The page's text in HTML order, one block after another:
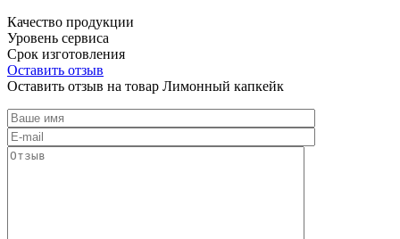
Качество продукции
Уровень сервиса
Срок изготовления
Оставить отзыв
Оставить отзыв на товар Лимонный капкейк